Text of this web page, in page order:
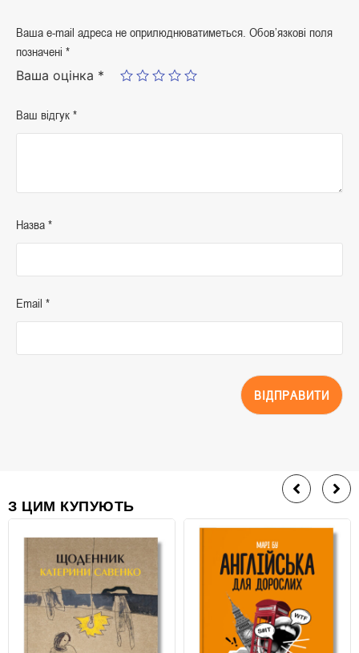
Ваша e-mail адреса не оприлюднюватиметься. Обов’язкові поля
позначені *
Ваша оцінка *
Ваш відгук *
Назва *
Email *
З ЦИМ КУПУЮТЬ